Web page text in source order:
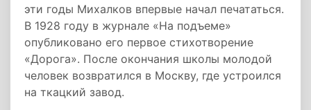
эти годы Михалков впервые начал печататься.
В 1928 году в журнале «На подъеме»
опубликовано его первое стихотворение
«Дорога». После окончания школы молодой
человек возвратился в Москву, где устроился
на ткацкий завод.